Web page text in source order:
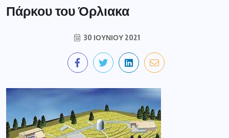
Πάρκου του Όρλιακα
30 ΙΟΥΝΊΟΥ 2021